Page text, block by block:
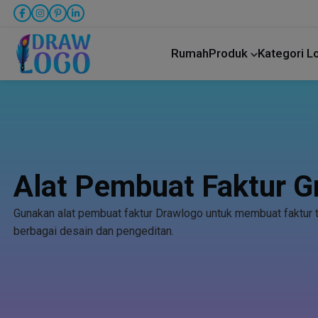
RumahProduk Kategori
Alat Pembuat Faktur
Gunakan alat pembuat faktur Drawlogo untuk membuat faktur
berbagai desain dan pengeditan.